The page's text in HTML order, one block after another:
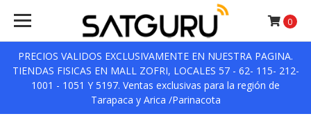
PRECIOS VALIDOS EXCLUSIVAMENTE EN NUESTRA PAGINA.
TIENDAS FISICAS EN MALL ZOFRI, LOCALES 57 - 62- 115- 212-
1001 - 1051 Y 5197. Ventas exclusivas para la región de
Tarapaca y Arica /Parinacota
0